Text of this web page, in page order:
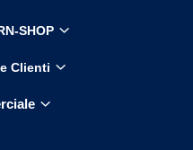
SHOP
Clienti